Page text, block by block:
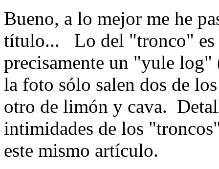
Bueno, a lo mejor me he
título... Lo del "tronco" es
precisamente un "yule
la foto sólo salen dos de
otro de limón y cava.
intimidades de los
este mismo artículo.